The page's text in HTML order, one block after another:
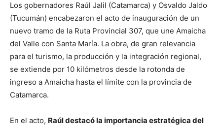
Los gobernadores Raúl Jalil (Catamarca) y Osvaldo Jaldo
(Tucumán) encabezaron el acto de inauguración de un
nuevo tramo de la Ruta Provincial 307, que une Amaicha
del Valle con Santa María. La obra, de gran relevancia
para el turismo, la producción y la integración regional,
se extiende por 10 kilómetros desde la rotonda de
ingreso a Amaicha hasta el límite con la provincia de
Catamarca.
En el acto, Raúl destacó la importancia estratégica del